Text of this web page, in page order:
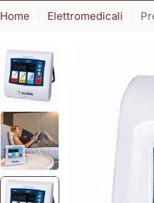
Home Elettromedicali